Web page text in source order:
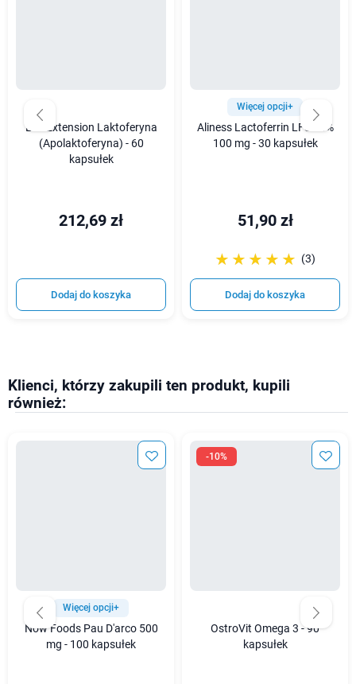
Life Extension Laktoferyna
(Apolaktoferyna) - 60
kapsułek
212,69 zł
Dodaj do koszyka
Więcej opcji+
Aliness Lactoferrin LFS 95%
100 mg - 30 kapsułek
51,90 zł
☆☆☆☆☆
★★★★★ (3)
Dodaj do koszyka
Klienci, którzy zakupili ten produkt, kupili
również:
Więcej opcji+
Now Foods Pau D'arco 500
mg - 100 kapsułek
-10%
OstroVit Omega 3 - 90
kapsułek